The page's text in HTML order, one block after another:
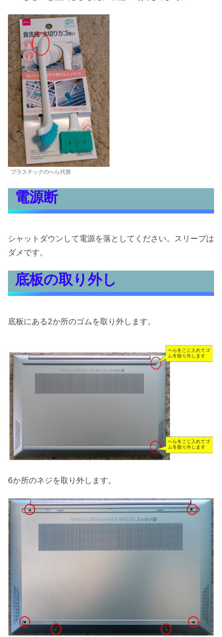
プラスチックのへら代替
電源断
シャットダウンして電源を落としてください。スリープは
ダメです。
底板の取り外し
底板にある2か所のゴムを取り外します。
6か所のネジを取り外します。